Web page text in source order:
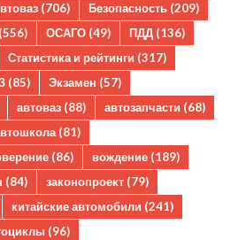
(706) Безопасность (209)
(556) ОСАГО (49) ПДД (136)
Статистика и рейтинги (317)
(85) Экзамен (57)
автоваз (88) автозапчасти (68)
(81)
(86) вождение (189)
(84) законопроект (79)
китайские автомобили (241)
(96)